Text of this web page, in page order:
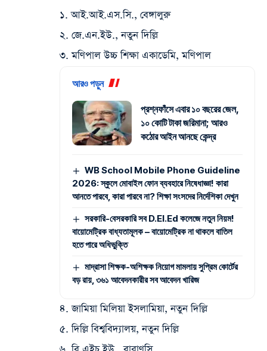
১. আই.আই.এস.সি., বেঙ্গালুরু
২. জে.এন.ইউ., নতুন দিল্লি
৩. মণিপাল উচ্চ শিক্ষা একাডেমি, মণিপাল
আরও পড়ুন
প্রশ্নফাঁসে এবার ১০ বছরের জেল,
১০ কোটি টাকা জরিমানা; আরও
কঠোর আইন আনছে কেন্দ্র
WB School Mobile Phone Guideline
2026: স্কুলে মোবাইল ফোন ব্যবহারে নিষেধাজ্ঞা! কারা
আনতে পারবে, কারা পারবে না? শিক্ষা সংসদের নির্দেশিকা দেখুন
সরকারি-বেসরকারি সব D.El.Ed কলেজে নতুন নিয়ম!
বায়োমেট্রিক বাধ্যতামূলক – বায়োমেট্রিক না থাকলে বাতিল
হতে পারে অধিভুক্তি
মাদ্রাসা শিক্ষক-অশিক্ষক নিয়োগ মামলায় সুপ্রিম কোর্টের
বড় রায়, ৩৬১ আবেদনকারীর সব আবেদন খারিজ
৪. জামিয়া মিলিয়া ইসলামিয়া, নতুন দিল্লি
৫. দিল্লি বিশ্ববিদ্যালয়, নতুন দিল্লি